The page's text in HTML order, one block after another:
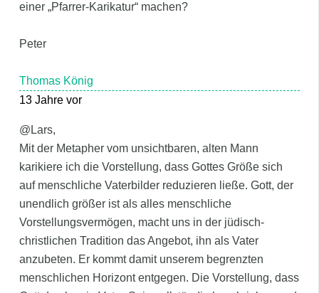
einer „Pfarrer-Karikatur“ machen?
Peter
Thomas König
13 Jahre vor
@Lars,
Mit der Metapher vom unsichtbaren, alten Mann
karikiere ich die Vorstellung, dass Gottes Größe sich
auf menschliche Vaterbilder reduzieren ließe. Gott, der
unendlich größer ist als alles menschliche
Vorstellungsvermögen, macht uns in der jüdisch-
christlichen Tradition das Angebot, ihn als Vater
anzubeten. Er kommt damit unserem begrenzten
menschlichen Horizont entgegen. Die Vorstellung, dass